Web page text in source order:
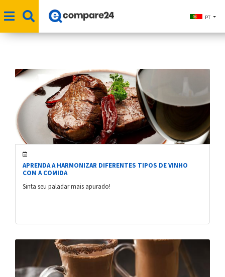
PT
APRENDA A HARMONIZAR DIFERENTES TIPOS DE VINHO
COM A COMIDA
Sinta seu paladar mais apurado!